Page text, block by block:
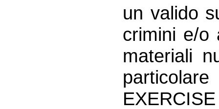
un valido
crimini e/o
materiali